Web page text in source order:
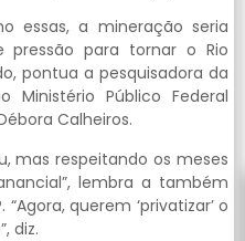
essas, a mineração seria
para tornar o Rio
pontua a pesquisadora da
Ministério Público Federal
Calheiros.
mas respeitando os meses
lembra a também
querem ‘privatizar’ o
diz.